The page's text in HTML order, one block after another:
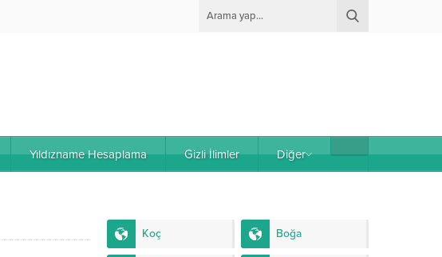
Yıldızname Hesaplama Gizli İlimler Diğer
Koç Boğa